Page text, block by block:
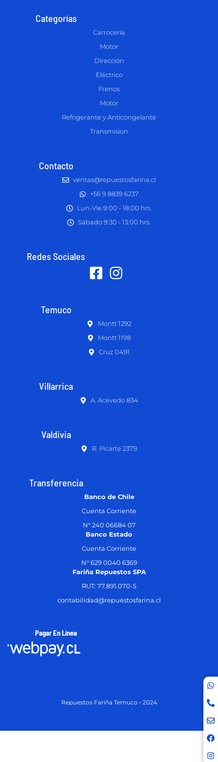
Categorías
Carrocería
Motor
Dirección
Eléctrico
Frenos
Motor
Refrigerante y Anticongelante
Transmision
Contacto
ventas@repuestosfarina.cl
+56 9 8839 6237
Lun-Vie 9:00 - 18:00 hrs.
Sábado 9:30 - 13:00 hrs.
Redes Sociales
Temuco
Montt 1292
Montt 1198
Cruz 0491
Villarrica
A. Acevedo 834
Valdivia
R. Picarte 2379
Transferencia
Banco de Chile
Cuenta Corriente
N° 240 06684 07
Banco Estado
Cuenta Corriente
N° 629 0040 6369
Fariña Repuestos SPA
RUT: 77.891.070-5
contabilidad@repuestosfarina.cl
Pagar En Línea
Repuestos Fariña Temuco • 2024